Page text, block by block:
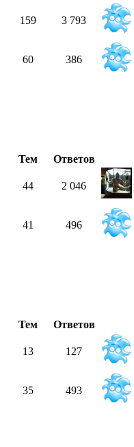
159 3 793
60 386
Тем Ответов
44 2 046
41 496
Тем Ответов
13 127
35 493